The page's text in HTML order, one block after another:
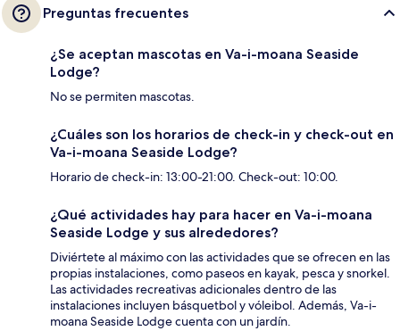
Preguntas frecuentes
¿Se aceptan mascotas en Va-i-moana Seaside
Lodge?
No se permiten mascotas.
¿Cuáles son los horarios de check-in y check-out en
Va-i-moana Seaside Lodge?
Horario de check-in: 13:00-21:00. Check-out: 10:00.
¿Qué actividades hay para hacer en Va-i-moana
Seaside Lodge y sus alrededores?
Diviértete al máximo con las actividades que se ofrecen en las
propias instalaciones, como paseos en kayak, pesca y snorkel.
Las actividades recreativas adicionales dentro de las
instalaciones incluyen básquetbol y vóleibol. Además, Va-i-
moana Seaside Lodge cuenta con un jardín.